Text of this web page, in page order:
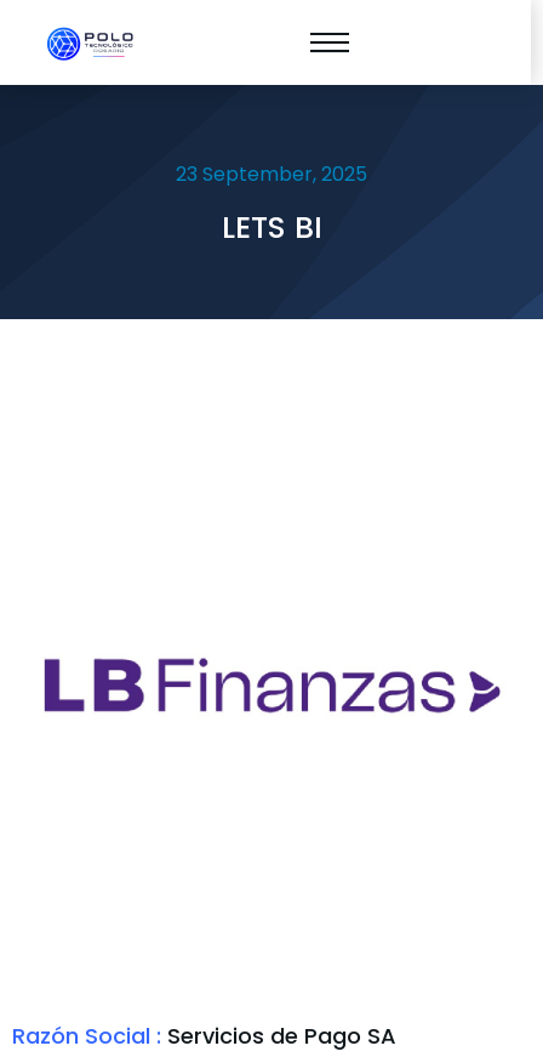
23 September, 2025
LETS BI
Razón Social : Servicios de Pago SA